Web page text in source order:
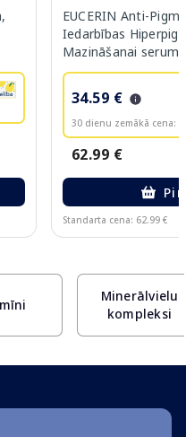
EUCERIN Anti-
Iedarbības
Mazināšanai
34.59 €
30 dienu zemākā cena:
62.99 €
Standarta cena: 62.99 €
Minerālvielu
kompleksi